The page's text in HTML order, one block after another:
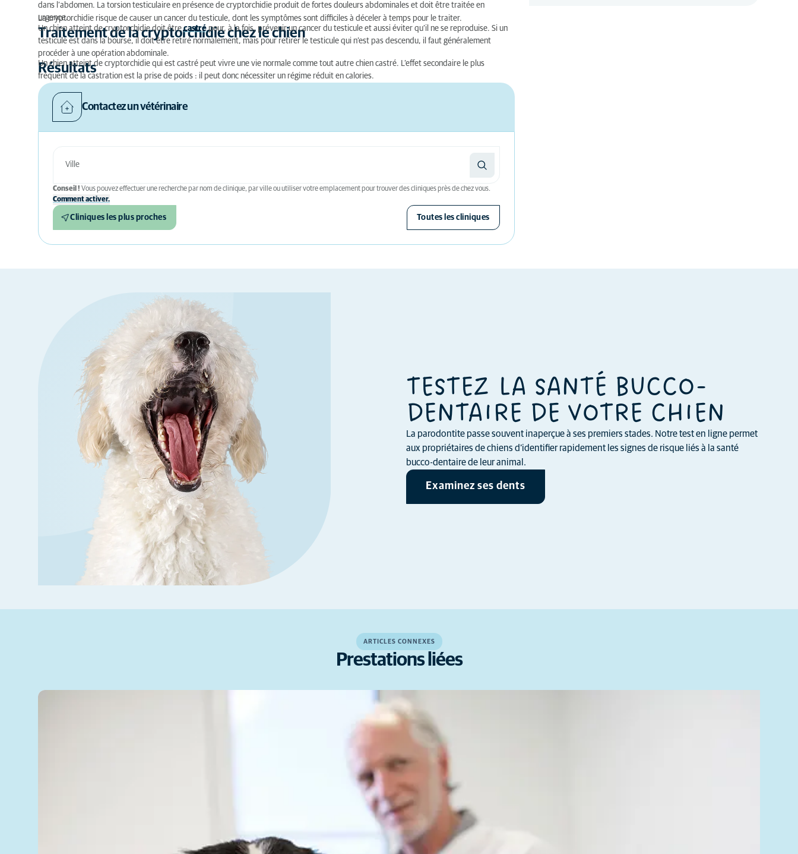
dans l’abdomen. La torsion testiculaire en présence de cryptorchidie produit de fortes douleurs abdominales et doit être traitée en
urgence.
La cryptorchidie risque de causer un cancer du testicule, dont les symptômes sont difficiles à déceler à temps pour le traiter.
Traitement de la cryptorchidie chez le chien
Un chien atteint de cryptorchidie doit êtrecastrépour, à la fois, prévenir un cancer du testicule et aussi éviter qu’il ne se reproduise. Si un
testicule est dans la bourse, il doit être retiré normalement, mais pour retirer le testicule qui n’est pas descendu, il faut généralement
procéder à une opération abdominale.
Résultats
Un chien atteint de cryptorchidie qui est castré peut vivre une vie normale comme tout autre chien castré. L’effet secondaire le plus
fréquent de la castration est la prise de poids : il peut donc nécessiter un régime réduit en calories.
Contactez un vétérinaire
Conseil ! Vous pouvez effectuer une recherche par nom de clinique, par ville ou utiliser votre emplacement pour trouver des cliniques près de chez vous.
Comment activer.
Cliniques les plus proches Toutes les cliniques
TESTEZ LA SANTÉ BUCCO-
DENTAIRE DE VOTRE CHIEN
La parodontite passe souvent inaperçue à ses premiers stades. Notre test en ligne permet
aux propriétaires de chiens d’identifier rapidement les signes de risque liés à la santé
bucco-dentaire de leur animal.
Examinez ses dents
ARTICLES CONNEXES
Prestations liées